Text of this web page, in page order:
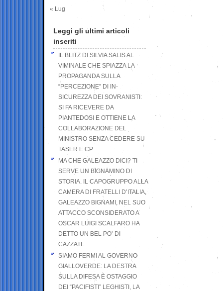
« Lug
Leggi gli ultimi articoli
inseriti
IL BLITZ DI SILVIA SALIS AL
VIMINALE CHE SPIAZZA LA
PROPAGANDA SULLA
“PERCEZIONE” DI IN-
SICUREZZA DEI SOVRANISTI:
SI FA RICEVERE DA
PIANTEDOSI E OTTIENE LA
COLLABORAZIONE DEL
MINISTRO SENZA CEDERE SU
TASER E CP
MA CHE GALEAZZO DICI? TI
SERVE UN BIGNAMINO DI
STORIA. IL CAPOGRUPPO ALLA
CAMERA DI FRATELLI D’ITALIA,
GALEAZZO BIGNAMI, NEL SUO
ATTACCO SCONSIDERATO A
OSCAR LUIGI SCALFARO HA
DETTO UN BEL PO’ DI
CAZZATE
SIAMO FERMI AL GOVERNO
GIALLOVERDE: LA DESTRA
SULLA DIFESA È OSTAGGIO
DEI “PACIFISTI” LEGHISTI, LA